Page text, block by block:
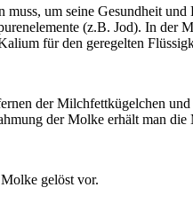
um seine Gesundheit
(z.B. Jod). In
für den geregelten
der Milchfettkügelchen
der Molke erhält man
gelöst vor.